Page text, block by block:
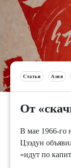
Статьи Азия
От
В мае 1966-
Цзэдун
«идут по